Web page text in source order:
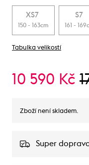
XS7
150 - 163cm
S7
161 -
Tabulka velikostí
10 590 Kč
Zboží není skladem.
Super